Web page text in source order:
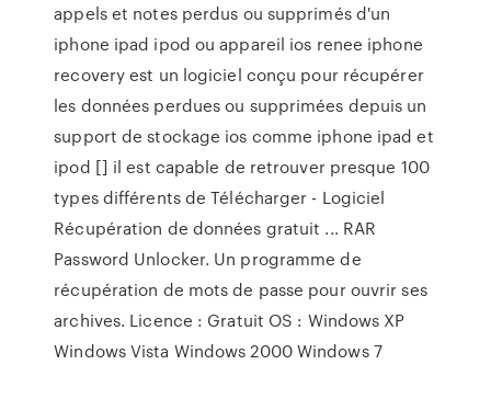
appels et notes perdus ou supprimés d'un
iphone ipad ipod ou appareil ios renee iphone
recovery est un logiciel conçu pour récupérer
les données perdues ou supprimées depuis un
support de stockage ios comme iphone ipad et
ipod [] il est capable de retrouver presque 100
types différents de Télécharger - Logiciel
Récupération de données gratuit ... RAR
Password Unlocker. Un programme de
récupération de mots de passe pour ouvrir ses
archives. Licence : Gratuit OS : Windows XP
Windows Vista Windows 2000 Windows 7